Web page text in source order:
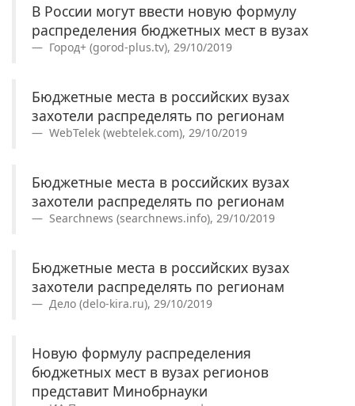
В России могут ввести новую формулу
распределения бюджетных мест в вузах
Город+ (gorod-plus.tv), 29/10/2019
Бюджетные места в российских вузах
захотели распределять по регионам
WebTelek (webtelek.com), 29/10/2019
Бюджетные места в российских вузах
захотели распределять по регионам
Searchnews (searchnews.info), 29/10/2019
Бюджетные места в российских вузах
захотели распределять по регионам
Дело (delo-kira.ru), 29/10/2019
Новую формулу распределения
бюджетных мест в вузах регионов
представит Минобрнауки